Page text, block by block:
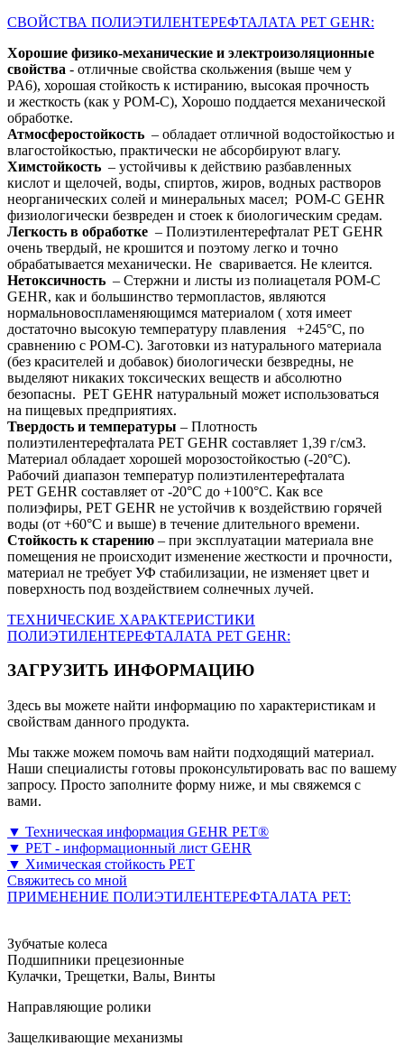
СВОЙСТВА ПОЛИЭТИЛЕНТЕРЕФТАЛАТА PET GEHR:
Хорошие физико-механические и электроизоляционные
свойства - отличные свойства скольжения (выше чем у
PA6), хорошая стойкость к истиранию, высокая прочность
и жесткость (как у POM-C), Хорошо поддается механической
обработке.
Атмосферостойкость – обладает отличной водостойкостью и
влагостойкостью, практически не абсорбируют влагу.
Химстойкость – устойчивы к действию разбавленных
кислот и щелочей, воды, спиртов, жиров, водных растворов
неорганических солей и минеральных масел; POM-C GEHR
физиологически безвреден и стоек к биологическим средам.
Легкость в обработке – Полиэтилентерефталат PET GEHR
очень твердый, не крошится и поэтому легко и точно
обрабатывается механически. Не сваривается. Не клеится.
Нетоксичность – Стержни и листы из полиацеталя POM-C
GEHR, как и большинство термопластов, являются
нормальновоспламеняющимся материалом ( хотя имеет
достаточно высокую температуру плавления +245°С, по
сравнению с POM-C). Заготовки из натурального материала
(без красителей и добавок) биологически безвредны, не
выделяют никаких токсических веществ и абсолютно
безопасны. PET GEHR натуральный может использоваться
на пищевых предприятиях.
Твердость и температуры – Плотность
полиэтилентерефталата PET GEHR составляет 1,39 г/см3.
Материал обладает хорошей морозостойкостью (-20°С).
Рабочий диапазон температур полиэтилентерефталата
PET GEHR составляет от -20°С до +100°С. Как все
полиэфиры, PET GEHR не устойчив к воздействию горячей
воды (от +60°C и выше) в течение длительного времени.
Стойкость к старению – при эксплуатации материала вне
помещения не происходит изменение жесткости и прочности,
материал не требует УФ стабилизации, не изменяет цвет и
поверхность под воздействием солнечных лучей.
ТЕХНИЧЕСКИЕ ХАРАКТЕРИСТИКИ
ПОЛИЭТИЛЕНТЕРЕФТАЛАТА PET GEHR:
ЗАГРУЗИТЬ ИНФОРМАЦИЮ
Здесь вы можете найти информацию по характеристикам и
свойствам данного продукта.
Мы также можем помочь вам найти подходящий материал.
Наши специалисты готовы проконсультировать вас по вашему
запросу. Просто заполните форму ниже, и мы свяжемся с
вами.
▼ Техническая информация GEHR PET®
▼ PET - информационный лист GEHR
▼ Химическая стойкость PET
Свяжитесь со мной
ПРИМЕНЕНИЕ ПОЛИЭТИЛЕНТЕРЕФТАЛАТА PET:
Зубчатые колеса
Подшипники прецезионные
Кулачки, Трещетки, Валы, Винты
Направляющие ролики
Защелкивающие механизмы